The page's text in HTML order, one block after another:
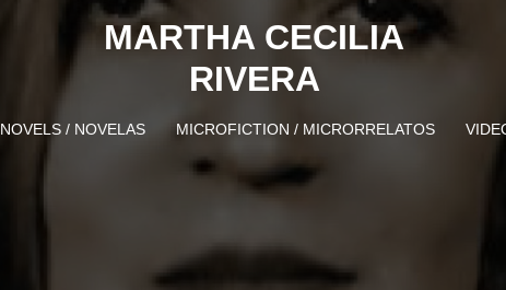
MARTHA CECILIA
RIVERA
NOVELS / NOVELAS MICROFICTION / MICRORRELATOS